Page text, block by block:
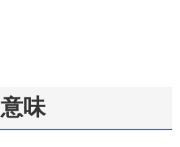
意味